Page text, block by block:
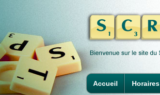
Accueil Horaires